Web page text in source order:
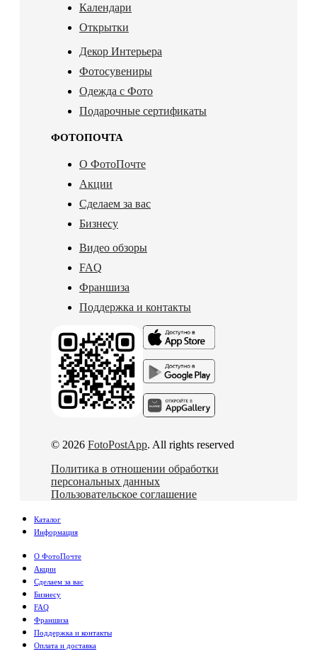
Календари
Открытки
Декор Интерьера
Фотосувениры
Одежда с Фото
Подарочные сертификаты
ФОТОПОЧТА
О ФотоПочте
Акции
Сделаем за вас
Бизнесу
Видео обзоры
FAQ
Франшиза
Поддержка и контакты
© 2026 FotoPostApp. All rights reserved
Политика в отношении обработки
персональных данных
Пользовательское соглашение
Каталог
Информация
О ФотоПочте
Акции
Сделаем за вас
Бизнесу
FAQ
Франшиза
Поддержка и контакты
Оплата и доставка